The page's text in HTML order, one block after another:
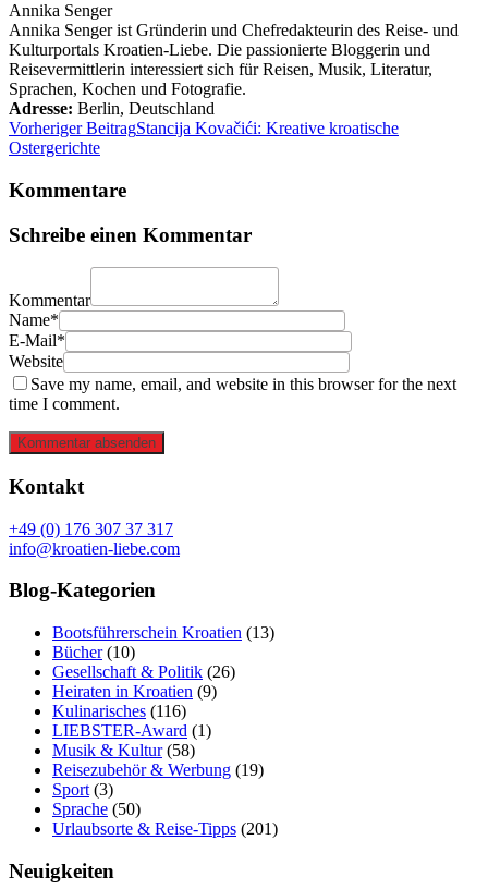
Annika Senger
Annika Senger ist Gründerin und Chefredakteurin des Reise- und
Kulturportals Kroatien-Liebe. Die passionierte Bloggerin und
Reisevermittlerin interessiert sich für Reisen, Musik, Literatur,
Sprachen, Kochen und Fotografie.
Adresse: Berlin, Deutschland
Vorheriger BeitragStancija Kovačići: Kreative kroatische
Ostergerichte
Kommentare
Schreibe einen Kommentar
Kommentar
Name*
E-Mail*
Website
Save my name, email, and website in this browser for the next
time I comment.
Kommentar absenden
Kontakt
+49 (0) 176 307 37 317
info@kroatien-liebe.com
Blog-Kategorien
Bootsführerschein Kroatien (13)
Bücher(10)
Gesellschaft & Politik (26)
Heiraten in Kroatien (9)
Kulinarisches (116)
LIEBSTER-Award (1)
Musik & Kultur(58)
Reisezubehör & Werbung (19)
Sport (3)
Sprache (50)
Urlaubsorte & Reise-Tipps (201)
Neuigkeiten